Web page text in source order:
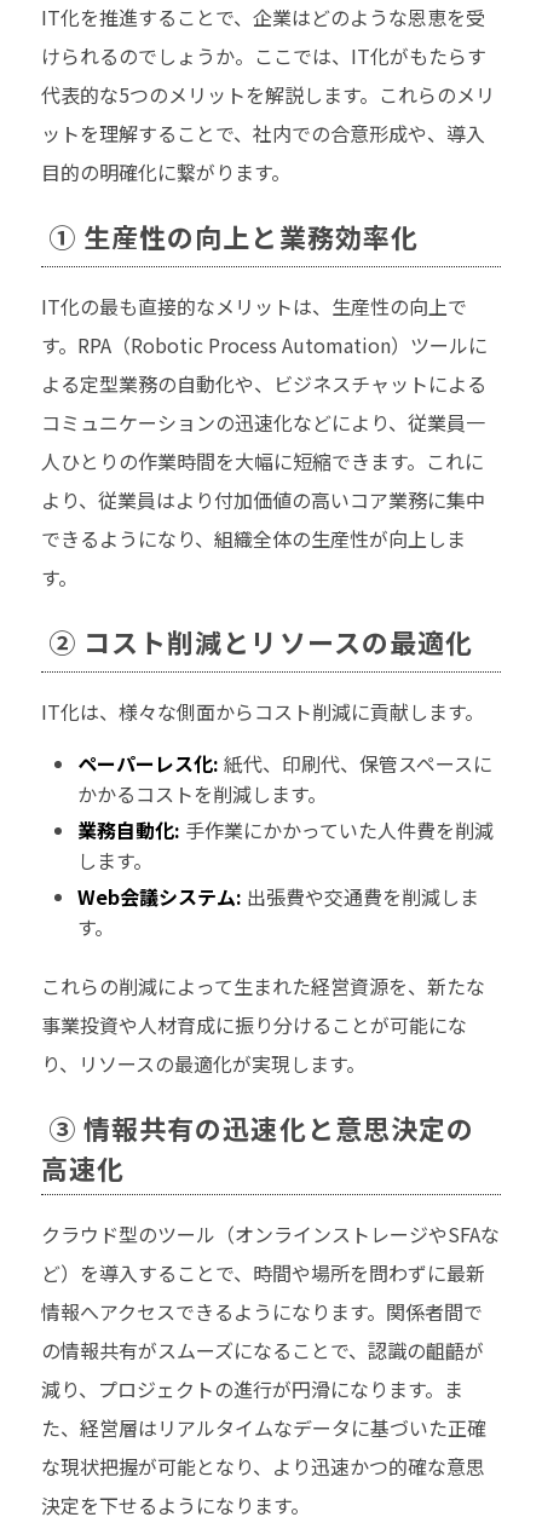
IT化を推進することで、企業はどのような恩恵を受
けられるのでしょうか。ここでは、IT化がもたらす
代表的な5つのメリットを解説します。これらのメリ
ットを理解することで、社内での合意形成や、導入
目的の明確化に繋がります。
① 生産性の向上と業務効率化
IT化の最も直接的なメリットは、生産性の向上で
す。RPA（Robotic Process Automation）ツールに
よる定型業務の自動化や、ビジネスチャットによる
コミュニケーションの迅速化などにより、従業員一
人ひとりの作業時間を大幅に短縮できます。これに
より、従業員はより付加価値の高いコア業務に集中
できるようになり、組織全体の生産性が向上しま
す。
② コスト削減とリソースの最適化
IT化は、様々な側面からコスト削減に貢献します。
ペーパーレス化: 紙代、印刷代、保管スペースに
かかるコストを削減します。
業務自動化: 手作業にかかっていた人件費を削減
します。
Web会議システム: 出張費や交通費を削減しま
す。
これらの削減によって生まれた経営資源を、新たな
事業投資や人材育成に振り分けることが可能にな
り、リソースの最適化が実現します。
③ 情報共有の迅速化と意思決定の
高速化
クラウド型のツール（オンラインストレージやSFAな
ど）を導入することで、時間や場所を問わずに最新
情報へアクセスできるようになります。関係者間で
の情報共有がスムーズになることで、認識の齟齬が
減り、プロジェクトの進行が円滑になります。ま
た、経営層はリアルタイムなデータに基づいた正確
な現状把握が可能となり、より迅速かつ的確な意思
決定を下せるようになります。